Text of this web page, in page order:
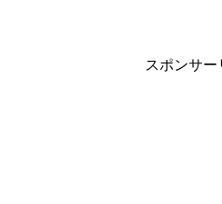
スポンサー